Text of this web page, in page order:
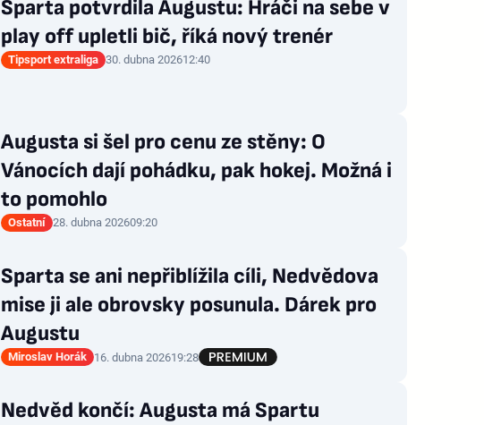
Sparta potvrdila Augustu: Hráči na sebe v
play off upletli bič, říká nový trenér
Tipsport extraliga 30. dubna 202612:40
Augusta si šel pro cenu ze stěny: O
Vánocích dají pohádku, pak hokej. Možná i
to pomohlo
Ostatní 28. dubna 202609:20
Sparta se ani nepřiblížila cíli, Nedvědova
mise ji ale obrovsky posunula. Dárek pro
Augustu
Miroslav Horák 16. dubna 202619:28
Nedvěd končí: Augusta má Spartu